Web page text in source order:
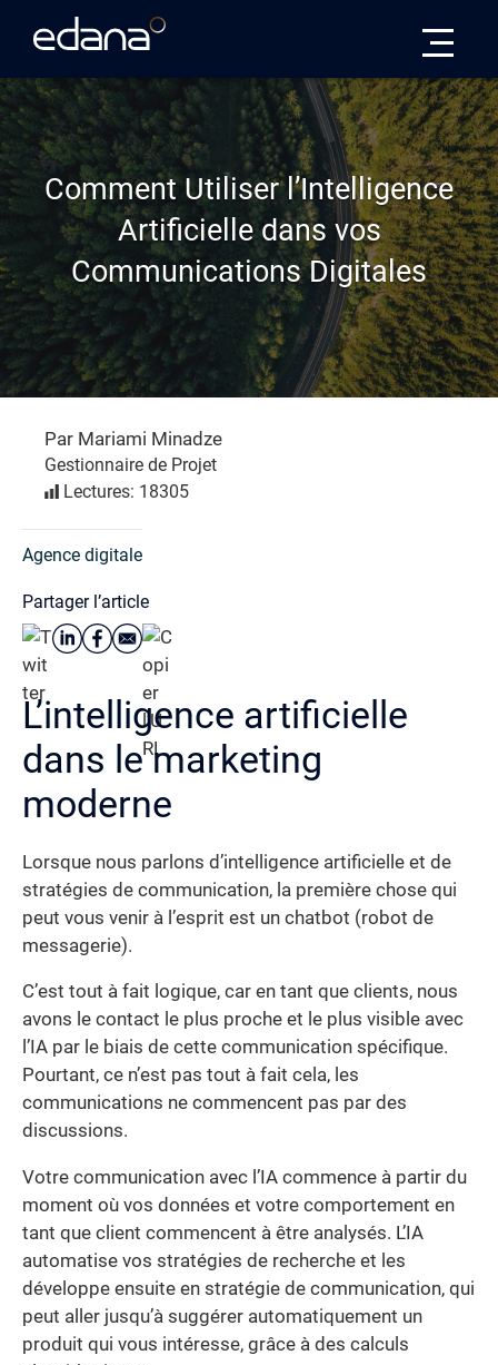
Comment Utiliser l’Intelligence
Artificielle dans vos
Communications Digitales
Par Mariami Minadze
Gestionnaire de Projet
Lectures: 18305
Agence digitale
Partager l’article
L’intelligence artificielle
dans le marketing
moderne
Lorsque nous parlons d’intelligence artificielle et de
stratégies de communication, la première chose qui
peut vous venir à l’esprit est un chatbot (robot de
messagerie).
C’est tout à fait logique, car en tant que clients, nous
avons le contact le plus proche et le plus visible avec
l’IA par le biais de cette communication spécifique.
Pourtant, ce n’est pas tout à fait cela, les
communications ne commencent pas par des
discussions.
Votre communication avec l’IA commence à partir du
moment où vos données et votre comportement en
tant que client commencent à être analysés. L’IA
automatise vos stratégies de recherche et les
développe ensuite en stratégie de communication, qui
peut aller jusqu’à suggérer automatiquement un
produit qui vous intéresse, grâce à des calculs